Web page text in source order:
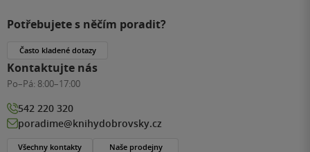
Potřebujete s něčím poradit?
Často kladené dotazy
Kontaktujte nás
Po–Pá: 8:00–17:00
542 220 320
poradime@knihydobrovsky.cz
Všechny kontakty Naše prodejny